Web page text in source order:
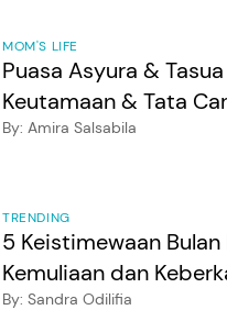
MOM'S LIFE
Puasa Asyura &
Keutamaan & Tata
By: Amira Salsabila
TRENDING
5 Keistimewaan
Kemuliaan dan
By: Sandra Odilifia